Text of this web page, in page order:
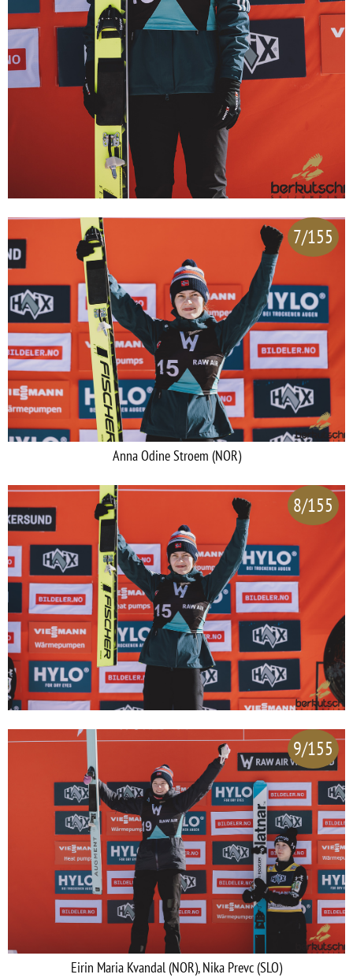
7/155
Anna Odine Stroem (NOR)
8/155
9/155
Eirin Maria Kvandal (NOR), Nika Prevc (SLO)